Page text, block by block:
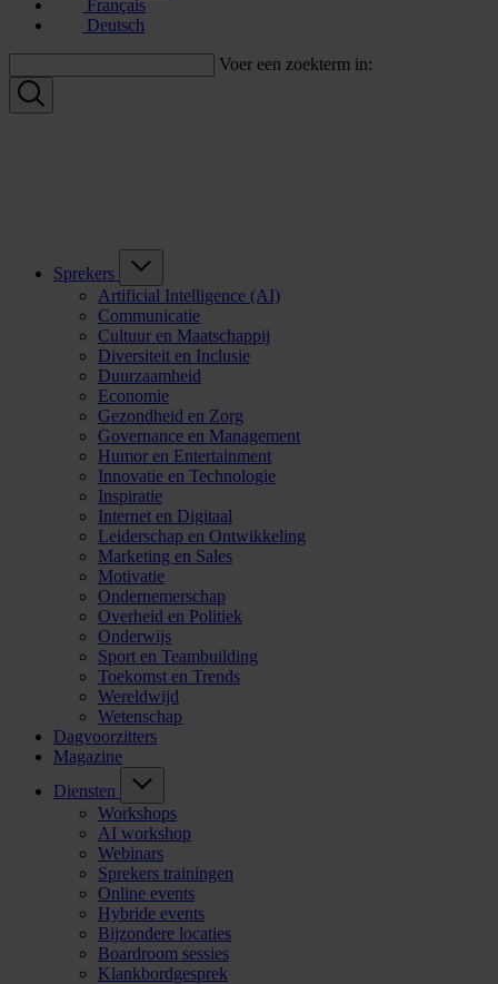
Français
Deutsch
Voer een zoekterm in:
Sprekers
Artificial Intelligence (AI)
Communicatie
Cultuur en Maatschappij
Diversiteit en Inclusie
Duurzaamheid
Economie
Gezondheid en Zorg
Governance en Management
Humor en Entertainment
Innovatie en Technologie
Inspiratie
Internet en Digitaal
Leiderschap en Ontwikkeling
Marketing en Sales
Motivatie
Ondernemerschap
Overheid en Politiek
Onderwijs
Sport en Teambuilding
Toekomst en Trends
Wereldwijd
Wetenschap
Dagvoorzitters
Magazine
Diensten
Workshops
AI workshop
Webinars
Sprekers trainingen
Online events
Hybride events
Bijzondere locaties
Boardroom sessies
Klankbordgesprek